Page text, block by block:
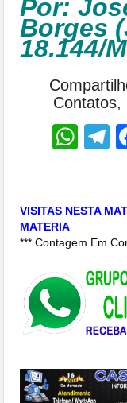
Por:
Borges
18.144/
Contatos,
VISITAS NESTA
MATERIA
*** Contagem Em